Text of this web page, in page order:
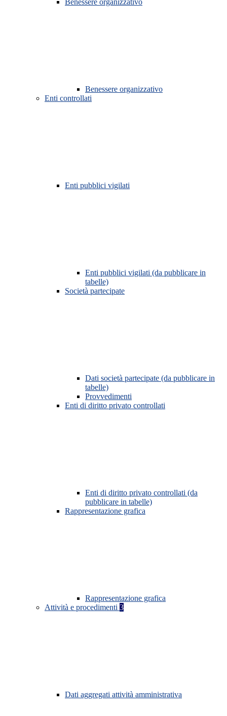
Benessere organizzativo
Benessere organizzativo
Enti controllati
Enti pubblici vigilati
Enti pubblici vigilati (da pubblicare in
tabelle)
Società partecipate
Dati società partecipate (da pubblicare in
tabelle)
Provvedimenti
Enti di diritto privato controllati
Enti di diritto privato controllati (da
pubblicare in tabelle)
Rappresentazione grafica
Rappresentazione grafica
Attività e procedimenti 3
Dati aggregati attività amministrativa